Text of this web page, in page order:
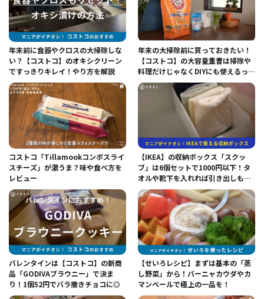
年末前に食器やクロスの大掃除しな
い？【コストコ】のオキシクリーン
ですっきりキレイ！やり方を解説
年末の大掃除前に買っておきたい！
【コストコ】の大容量重曹は掃除や
料理だけじゃなくDIYにも使えるって
ホント？
コストコ「Tillamookコンボスライ
スチーズ」が激うま？味や食べ方を
レビュー
【IKEA】の収納ボックス「スクッ
ブ」は6個セットで1000円以下！タ
オルや靴下を入れれば引き出しもス
ッキリ片付く！
バレンタインは【コストコ】の新商
品「GODIVAブラウニー」で決ま
り！1個52円でバラ撒きチョコに◎
【せいろレシピ】まずは基本の「蒸
し野菜」から！バーニャカウダやカ
マンベールで極上の一品を！